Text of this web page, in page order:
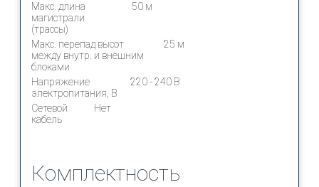
Макс. длина
магистрали
(трассы)
50 м
Макс. перепад высот
между внутр. и внешним
блоками
25 м
Напряжение
электропитания, В
220 - 240 В
Сетевой
кабель
Нет
Комплектность